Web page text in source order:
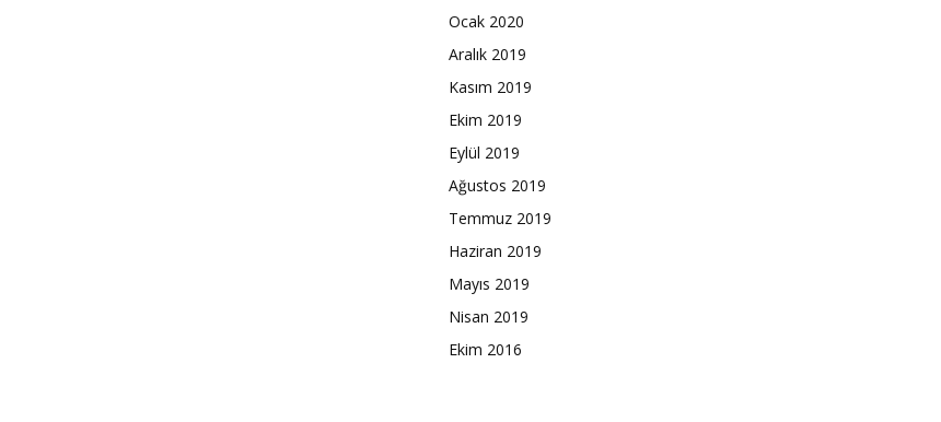
Ocak 2020
Aralık 2019
Kasım 2019
Ekim 2019
Eylül 2019
Ağustos 2019
Temmuz 2019
Haziran 2019
Mayıs 2019
Nisan 2019
Ekim 2016